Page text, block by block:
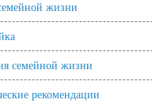
жизни
семейной жизни
рекомендации